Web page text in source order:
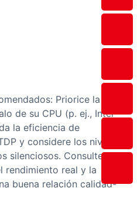
Priorice la
de su CPU (p. ej., Intel
la eficiencia de
y considere los niveles
silenciosos. Consulte las
rendimiento real y la
buena relación calidad-